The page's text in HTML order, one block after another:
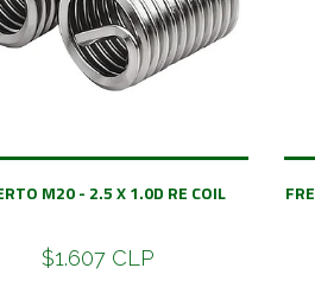
M20 - 2.5 X 1.0D RE COIL
$1.607 CLP